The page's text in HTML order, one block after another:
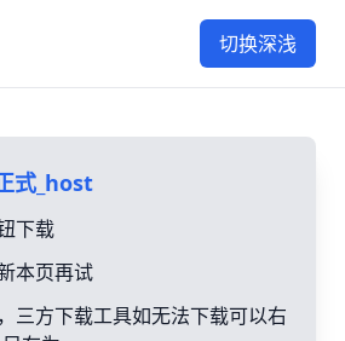
切换深浅
式_host
下载
本页再试
三方下载工具如无法下载可以右